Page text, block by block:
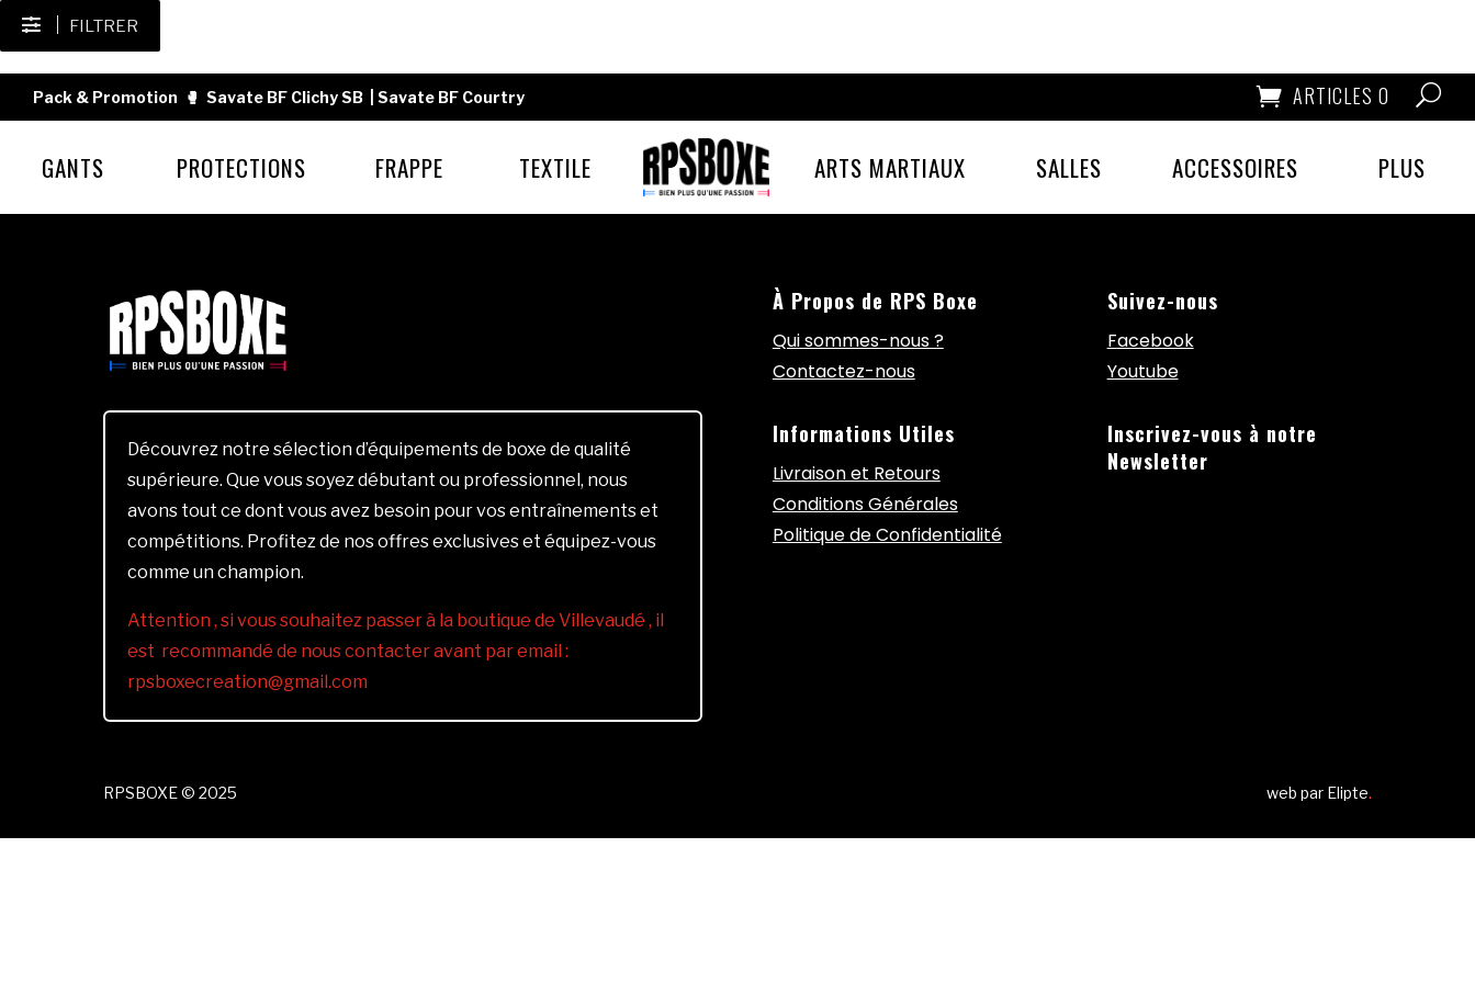
FILTRER
Pack & Promotion 🥊 Savate BF Clichy SB Savate BF Courtry ARTICLES 0
GANTS PROTECTIONS FRAPPE TEXTILE ARTS MARTIAUX SALLES ACCESSOIRES PLUS
Découvrez notre sélection d’équipements de boxe de qualité
supérieure. Que vous soyez débutant ou professionnel, nous
avons tout ce dont vous avez besoin pour vos entraînements et
compétitions. Profitez de nos offres exclusives et équipez-vous
comme un champion.
Attention , si vous souhaitez passer à la boutique de Villevaudé , il
est recommandé de nous contacter avant par email :
rpsboxecreation@gmail.com
À Propos de RPS Boxe
Qui sommes-nous ?
Contactez-nous
Informations Utiles
Livraison et Retours
Conditions Générales
Politique de Confidentialité
Suivez-nous
Facebook
Youtube
Inscrivez-vous à notre
Newsletter
RPSBOXE © 2025 web par Elipte.